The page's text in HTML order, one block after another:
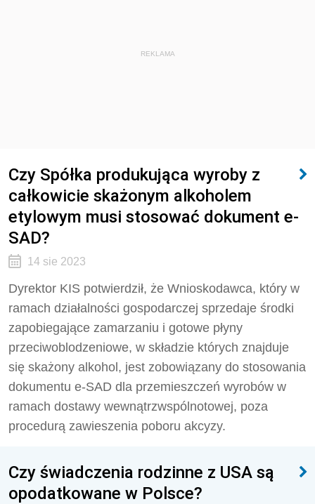
REKLAMA
Czy Spółka produkująca wyroby z
całkowicie skażonym alkoholem
etylowym musi stosować dokument e-
SAD?
14 sie 2023
Dyrektor KIS potwierdził, że Wnioskodawca, który w
ramach działalności gospodarczej sprzedaje środki
zapobiegające zamarzaniu i gotowe płyny
przeciwoblodzeniowe, w składzie których znajduje
się skażony alkohol, jest zobowiązany do stosowania
dokumentu e-SAD dla przemieszczeń wyrobów w
ramach dostawy wewnątrzwspólnotowej, poza
procedurą zawieszenia poboru akcyzy.
Czy świadczenia rodzinne z USA są
opodatkowane w Polsce?